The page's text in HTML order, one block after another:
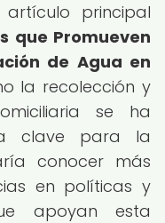
principal
que Promueven
de Agua en
la recolección y
se ha
clave para la
conocer más
en políticas y
apoyan esta